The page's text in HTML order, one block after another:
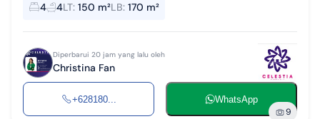
4 4LT: 150 m²LB: 170 m²
Diperbarui 20 jam yang lalu oleh
Christina Fan
+628180... WhatsApp
9